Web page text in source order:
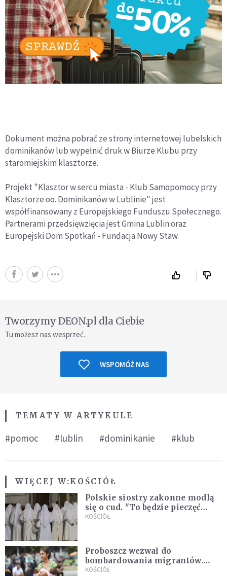
Dokument można pobrać ze strony internetowej lubelskich
dominikanów lub wypełnić druk w Biurze Klubu przy
staromiejskim klasztorze.
Projekt "Klasztor w sercu miasta - Klub Samopomocy przy
Klasztorze oo. Dominikanów w Lublinie" jest
współfinansowany z Europejskiego Funduszu Społecznego.
Partnerami przedsięwzięcia jest Gmina Lublin oraz
Europejski Dom Spotkań - Fundacja Nowy Staw.
Tworzymy DEON.pl dla Ciebie
Tu możesz nas wesprzeć.
WSPOMÓŻ NAS
TEMATY W ARTYKULE
#pomoc #lublin #dominikanie #klub
WIĘCEJ W:KOŚCIÓŁ
Polskie siostry zakonne modlą
się o cud. "To będzie pieczęć
Pana Boga dla naszej wiary"
KOŚCIÓŁ
Proboszcz wezwał do
bombardowania migrantów.
"Masowy ogień przeciwko
KOŚCIÓŁ